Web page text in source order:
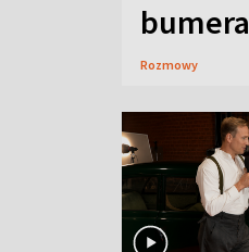
Rozmowy